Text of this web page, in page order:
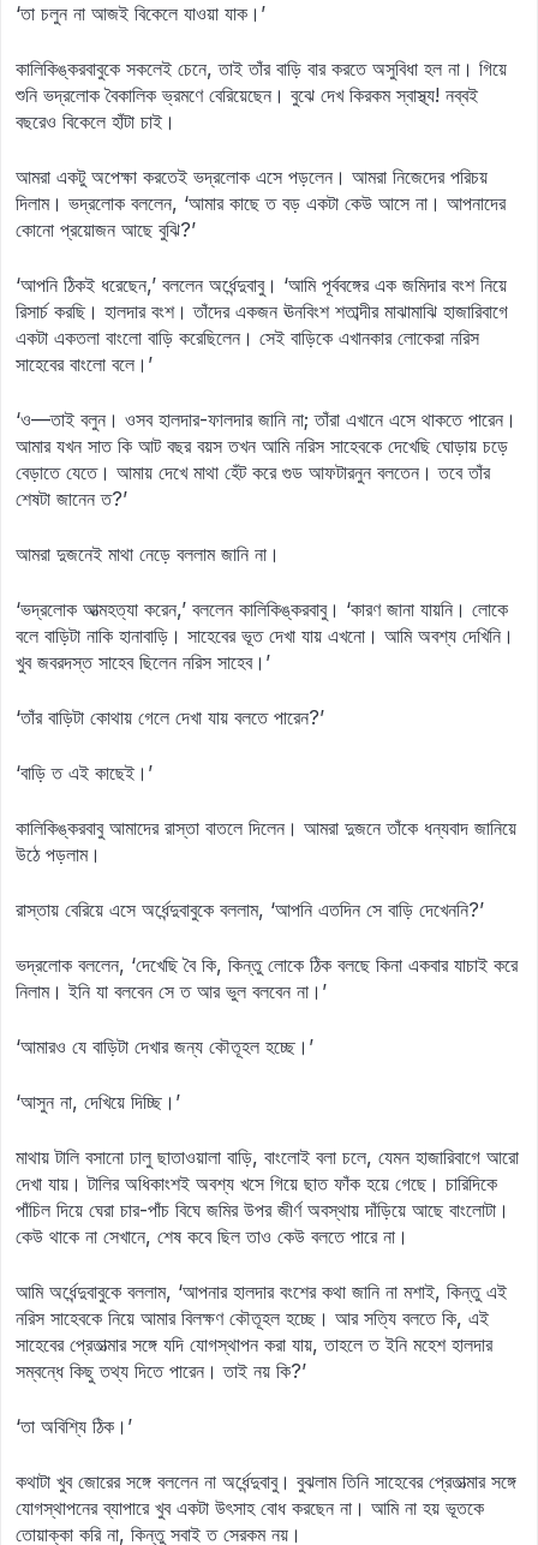
‘তা চলুন না আজই বিকেলে যাওয়া যাক।’
কালিকিঙ্করবাবুকে সকলেই চেনে, তাই তাঁর বাড়ি বার করতে অসুবিধা হল না। গিয়ে
শুনি ভদ্রলোক বৈকালিক ভ্রমণে বেরিয়েছেন। বুঝে দেখ কিরকম স্বাস্থ্য! নব্বই
বছরেও বিকেলে হাঁটা চাই।
আমরা একটু অপেক্ষা করতেই ভদ্রলোক এসে পড়লেন। আমরা নিজেদের পরিচয়
দিলাম। ভদ্রলোক বললেন, ‘আমার কাছে ত বড় একটা কেউ আসে না। আপনাদের
কোনো প্রয়োজন আছে বুঝি?’
‘আপনি ঠিকই ধরেছেন,’ বললেন অর্ধেন্দুবাবু। ‘আমি পূর্ববঙ্গের এক জমিদার বংশ নিয়ে
রিসার্চ করছি। হালদার বংশ। তাঁদের একজন ঊনবিংশ শতাব্দীর মাঝামাঝি হাজারিবাগে
একটা একতলা বাংলো বাড়ি করেছিলেন। সেই বাড়িকে এখানকার লোকেরা নরিস
সাহেবের বাংলো বলে।’
‘ও—তাই বলুন। ওসব হালদার-ফালদার জানি না; তাঁরা এখানে এসে থাকতে পারেন।
আমার যখন সাত কি আট বছর বয়স তখন আমি নরিস সাহেবকে দেখেছি ঘোড়ায় চড়ে
বেড়াতে যেতে। আমায় দেখে মাথা হেঁট করে গুড আফটারনুন বলতেন। তবে তাঁর
শেষটা জানেন ত?’
আমরা দুজনেই মাথা নেড়ে বললাম জানি না।
‘ভদ্রলোক আত্মহত্যা করেন,’ বললেন কালিকিঙ্করবাবু। ‘কারণ জানা যায়নি। লোকে
বলে বাড়িটা নাকি হানাবাড়ি। সাহেবের ভূত দেখা যায় এখনো। আমি অবশ্য দেখিনি।
খুব জবরদস্ত সাহেব ছিলেন নরিস সাহেব।’
‘তাঁর বাড়িটা কোথায় গেলে দেখা যায় বলতে পারেন?’
‘বাড়ি ত এই কাছেই।’
কালিকিঙ্করবাবু আমাদের রাস্তা বাতলে দিলেন। আমরা দুজনে তাঁকে ধন্যবাদ জানিয়ে
উঠে পড়লাম।
রাস্তায় বেরিয়ে এসে অর্ধেন্দুবাবুকে বললাম, ‘আপনি এতদিন সে বাড়ি দেখেননি?’
ভদ্রলোক বললেন, ‘দেখেছি বৈ কি, কিন্তু লোকে ঠিক বলছে কিনা একবার যাচাই করে
নিলাম। ইনি যা বলবেন সে ত আর ভুল বলবেন না।’
‘আমারও যে বাড়িটা দেখার জন্য কৌতূহল হচ্ছে।’
‘আসুন না, দেখিয়ে দিচ্ছি।’
মাথায় টালি বসানো ঢালু ছাতাওয়ালা বাড়ি, বাংলোই বলা চলে, যেমন হাজারিবাগে আরো
দেখা যায়। টালির অধিকাংশই অবশ্য খসে গিয়ে ছাত ফাঁক হয়ে গেছে। চারিদিকে
পাঁচিল দিয়ে ঘেরা চার-পাঁচ বিঘে জমির উপর জীর্ণ অবস্থায় দাঁড়িয়ে আছে বাংলোটা।
কেউ থাকে না সেখানে, শেষ কবে ছিল তাও কেউ বলতে পারে না।
আমি অর্ধেন্দুবাবুকে বললাম, ‘আপনার হালদার বংশের কথা জানি না মশাই, কিন্তু এই
নরিস সাহেবকে নিয়ে আমার বিলক্ষণ কৌতূহল হচ্ছে। আর সত্যি বলতে কি, এই
সাহেবের প্রেতাত্মার সঙ্গে যদি যোগস্থাপন করা যায়, তাহলে ত ইনি মহেশ হালদার
সম্বন্ধে কিছু তথ্য দিতে পারেন। তাই নয় কি?’
‘তা অবিশ্যি ঠিক।’
কথাটা খুব জোরের সঙ্গে বললেন না অর্ধেন্দুবাবু। বুঝলাম তিনি সাহেবের প্রেতাত্মার সঙ্গে
যোগস্থাপনের ব্যাপারে খুব একটা উৎসাহ বোধ করছেন না। আমি না হয় ভূতকে
তোয়াক্কা করি না, কিন্তু সবাই ত সেরকম নয়।